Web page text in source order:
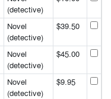
(detective)
Novel
(detective)
$39.50
Novel
(detective)
$45.00
Novel
(detective)
$9.95